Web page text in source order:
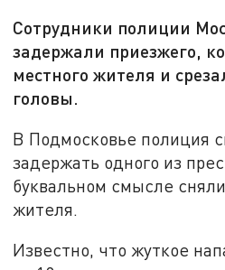
Сотрудники полиции
задержали приезжего,
местного жителя и
головы.
В Подмосковье полиция
задержать одного из
буквальном смысле
жителя.
Известно, что жуткое